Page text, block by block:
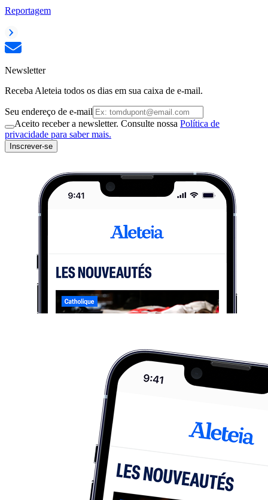
Reportagem
Newsletter
Receba Aleteia todos os dias em sua caixa de e-mail.
Seu endereço de e-mail
Aceito receber a newsletter. Consulte nossa Política de
privacidade para saber mais.
Inscrever-se